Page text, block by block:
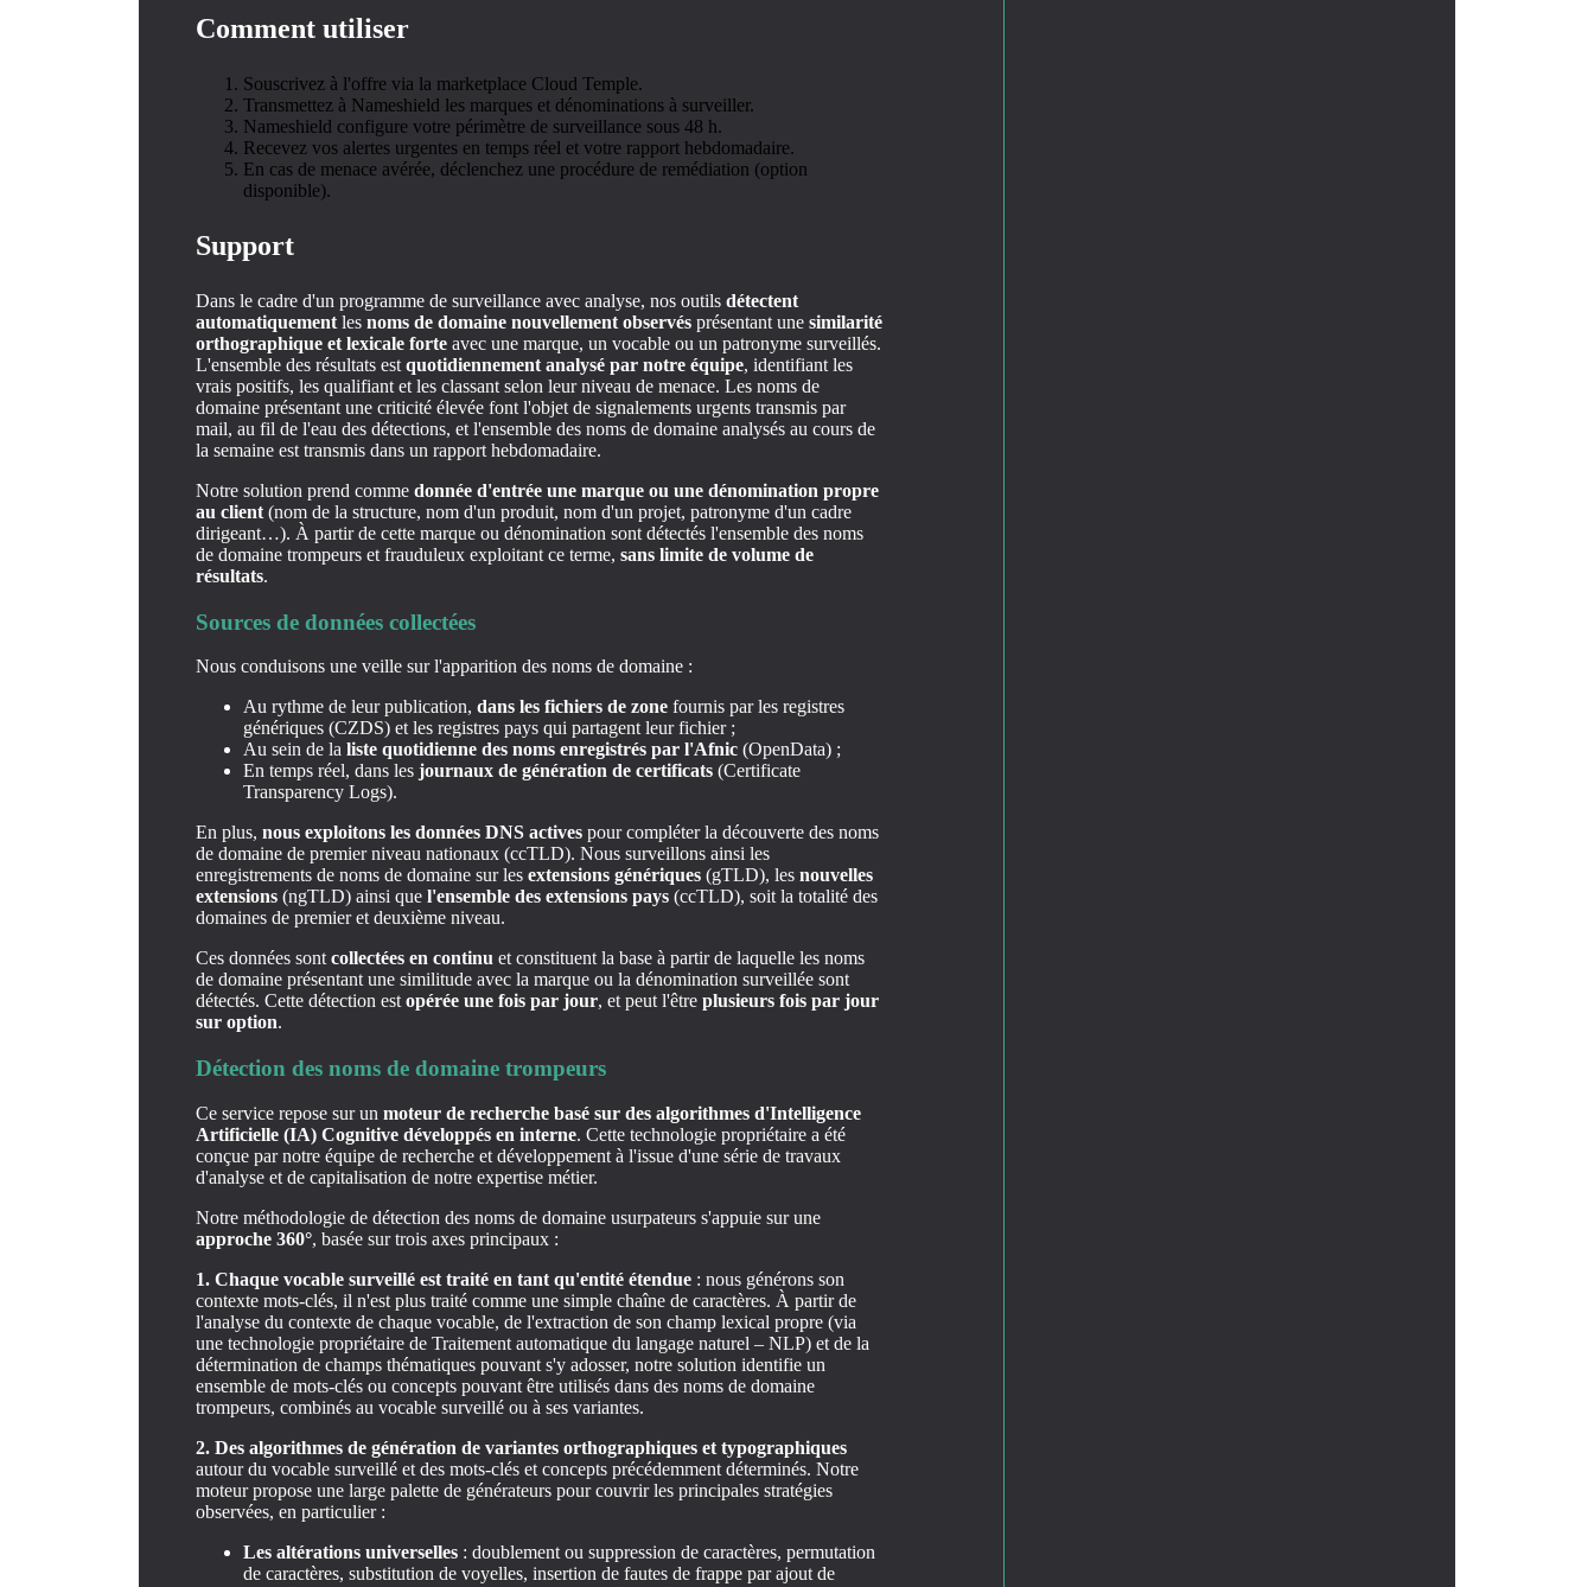
Comment utiliser
Souscrivez à l'offre via la marketplace Cloud Temple.
Transmettez à Nameshield les marques et dénominations à surveiller.
Nameshield configure votre périmètre de surveillance sous 48 h.
Recevez vos alertes urgentes en temps réel et votre rapport hebdomadaire.
En cas de menace avérée, déclenchez une procédure de remédiation (option
disponible).
Support
Dans le cadre d'un programme de surveillance avec analyse, nos outils détectent
automatiquement les noms de domaine nouvellement observés présentant une similarité
orthographique et lexicale forte avec une marque, un vocable ou un patronyme surveillés.
L'ensemble des résultats est quotidiennement analysé par notre équipe, identifiant les
vrais positifs, les qualifiant et les classant selon leur niveau de menace. Les noms de
domaine présentant une criticité élevée font l'objet de signalements urgents transmis par
mail, au fil de l'eau des détections, et l'ensemble des noms de domaine analysés au cours de
la semaine est transmis dans un rapport hebdomadaire.
Notre solution prend comme donnée d'entrée une marque ou une dénomination propre
au client (nom de la structure, nom d'un produit, nom d'un projet, patronyme d'un cadre
dirigeant…). À partir de cette marque ou dénomination sont détectés l'ensemble des noms
de domaine trompeurs et frauduleux exploitant ce terme, sans limite de volume de
résultats.
Sources de données collectées
Nous conduisons une veille sur l'apparition des noms de domaine :
Au rythme de leur publication, dans les fichiers de zone fournis par les registres
génériques (CZDS) et les registres pays qui partagent leur fichier ;
Au sein de la liste quotidienne des noms enregistrés par l'Afnic (OpenData) ;
En temps réel, dans les journaux de génération de certificats (Certificate
Transparency Logs).
En plus, nous exploitons les données DNS actives pour compléter la découverte des noms
de domaine de premier niveau nationaux (ccTLD). Nous surveillons ainsi les
enregistrements de noms de domaine sur les extensions génériques (gTLD), les nouvelles
extensions (ngTLD) ainsi que l'ensemble des extensions pays (ccTLD), soit la totalité des
domaines de premier et deuxième niveau.
Ces données sontcollectées en continu et constituent la base à partir de laquelle les noms
de domaine présentant une similitude avec la marque ou la dénomination surveillée sont
détectés. Cette détection estopérée une fois par jour, et peut l'être plusieurs fois par jour
sur option.
Détection des noms de domaine trompeurs
Ce service repose sur un moteur de recherche basé sur des algorithmes d'Intelligence
Artificielle (IA) Cognitive développés en interne. Cette technologie propriétaire a été
conçue par notre équipe de recherche et développement à l'issue d'une série de travaux
d'analyse et de capitalisation de notre expertise métier.
Notre méthodologie de détection des noms de domaine usurpateurs s'appuie sur une
approche 360°, basée sur trois axes principaux :
1. Chaque vocable surveillé est traité en tant qu'entité étendue : nous générons son
contexte mots-clés, il n'est plus traité comme une simple chaîne de caractères. À partir de
l'analyse du contexte de chaque vocable, de l'extraction de son champ lexical propre (via
une technologie propriétaire de Traitement automatique du langage naturel – NLP) et de la
détermination de champs thématiques pouvant s'y adosser, notre solution identifie un
ensemble de mots-clés ou concepts pouvant être utilisés dans des noms de domaine
trompeurs, combinés au vocable surveillé ou à ses variantes.
2. Des algorithmes de génération de variantes orthographiques et typographiques
autour du vocable surveillé et des mots-clés et concepts précédemment déterminés. Notre
moteur propose une large palette de générateurs pour couvrir les principales stratégies
observées, en particulier :
Les altérations universelles : doublement ou suppression de caractères, permutation
de caractères, substitution de voyelles, insertion de fautes de frappe par ajout de